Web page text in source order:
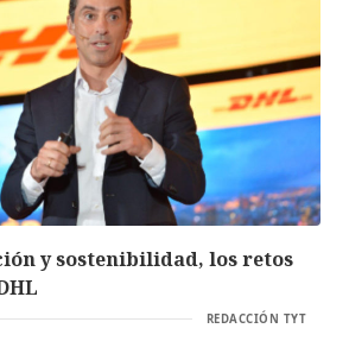
y sostenibilidad, los retos
REDACCIÓN TYT